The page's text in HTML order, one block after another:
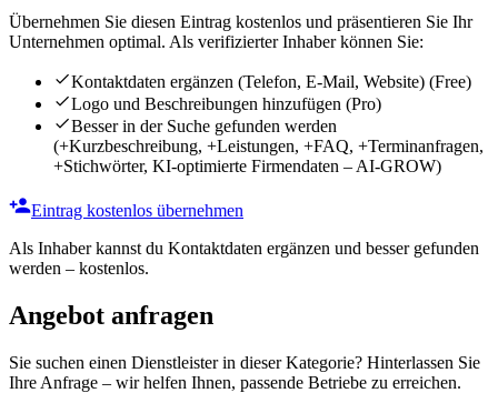
Übernehmen Sie diesen Eintrag kostenlos und präsentieren Sie Ihr
Unternehmen optimal. Als verifizierter Inhaber können Sie:
Kontaktdaten ergänzen (Telefon, E-Mail, Website) (Free)
Logo und Beschreibungen hinzufügen (Pro)
Besser in der Suche gefunden werden
(+Kurzbeschreibung, +Leistungen, +FAQ, +Terminanfragen,
+Stichwörter, KI-optimierte Firmendaten – AI-GROW)
Eintrag kostenlos übernehmen
Als Inhaber kannst du Kontaktdaten ergänzen und besser gefunden
werden – kostenlos.
Angebot anfragen
Sie suchen einen Dienstleister in dieser Kategorie? Hinterlassen Sie
Ihre Anfrage – wir helfen Ihnen, passende Betriebe zu erreichen.